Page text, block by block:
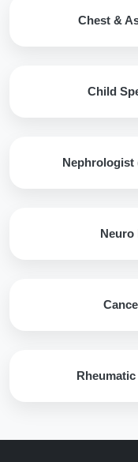
Chest &
Child
Nephrologist
Neuro